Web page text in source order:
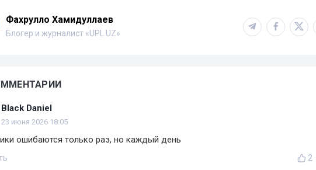
Фахрулло Хамидуллаев
Блогер и журналист «UPL.UZ»
Black Daniel
23 июня 2026 18:05
ошибаются только раз, но каждый день
2